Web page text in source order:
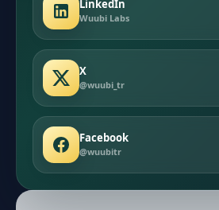
LinkedIn
Wuubi Labs
X
@wuubi_tr
Facebook
@wuubitr